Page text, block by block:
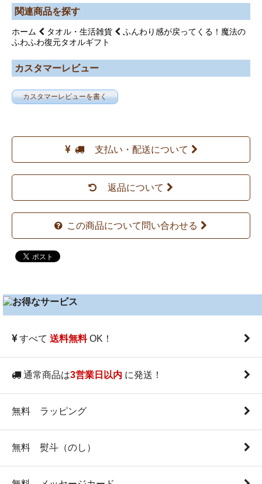
関連商品を探す
ホーム タオル・生活雑貨
ふんわり感が戻ってくる！魔法の
ふわふわ復元タオルギフト
カスタマーレビュー
カスタマーレビューを書く
支払い・配送について
返品について
この商品について問い合わせる
すべて 送料無料OK！
通常商品は3営業日以内 に発送！
無料 ラッピング
無料 熨斗（のし）